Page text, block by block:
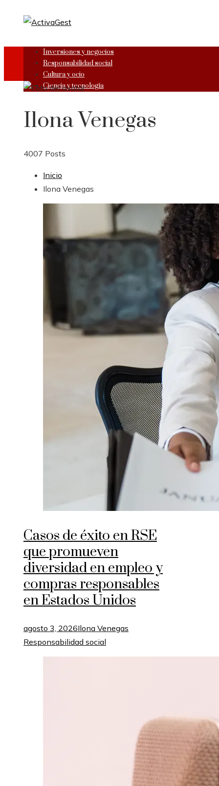
Inversiones y negocios
Responsabilidad social
Cultura y ocio
Ciencia y tecnología
Ilona Venegas
4007 Posts
Inicio
Ilona Venegas
Casos de éxito en RSE
que promueven
diversidad en empleo y
compras responsables
en Estados Unidos
agosto 3, 2026Ilona Venegas
Responsabilidad social